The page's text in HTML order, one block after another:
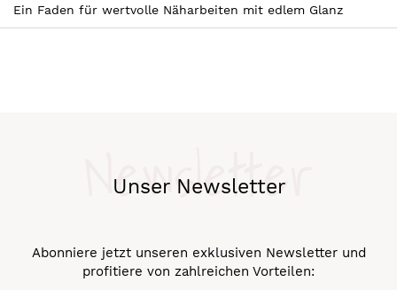
Ein Faden für wertvolle Näharbeiten mit edlem Glanz
Unser Newsletter
Newsletter
Abonniere jetzt unseren exklusiven Newsletter und
profitiere von zahlreichen Vorteilen: